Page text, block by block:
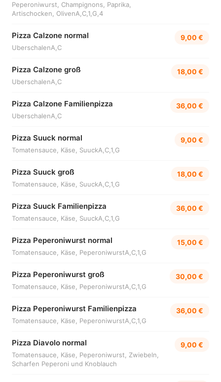
Peperoniwurst, Champignons, Paprika,
Artischocken, OlivenA,C,1,G,4
Pizza Calzone normal
UberschalenA,C
9,00 €
Pizza Calzone groß
UberschalenA,C
18,00 €
Pizza Calzone Familienpizza
UberschalenA,C
36,00 €
Pizza Suuck normal
Tomatensauce, Käse, SuuckA,C,1,G
9,00 €
Pizza Suuck groß
Tomatensauce, Käse, SuuckA,C,1,G
18,00 €
Pizza Suuck Familienpizza
Tomatensauce, Käse, SuuckA,C,1,G
36,00 €
Pizza Peperoniwurst normal
Tomatensauce, Käse, PeperoniwurstA,C,1,G
15,00 €
Pizza Peperoniwurst groß
Tomatensauce, Käse, PeperoniwurstA,C,1,G
30,00 €
Pizza Peperoniwurst Familienpizza
Tomatensauce, Käse, PeperoniwurstA,C,1,G
36,00 €
Pizza Diavolo normal
Tomatensauce, Käse, Peperoniwurst, Zwiebeln,
Scharfen Peperoni und Knoblauch
9,00 €